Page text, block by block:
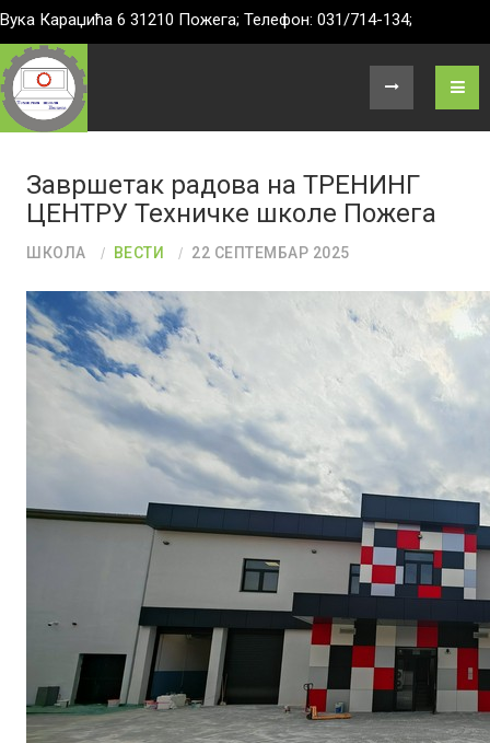
Вука Караџића 6 31210 Пожега; Телефон: 031/714-134;
Завршетак радова на ТРЕНИНГ
ЦЕНТРУ Техничке школе Пожега
ШКОЛА ВЕСТИ 22 СЕПТЕМБАР 2025